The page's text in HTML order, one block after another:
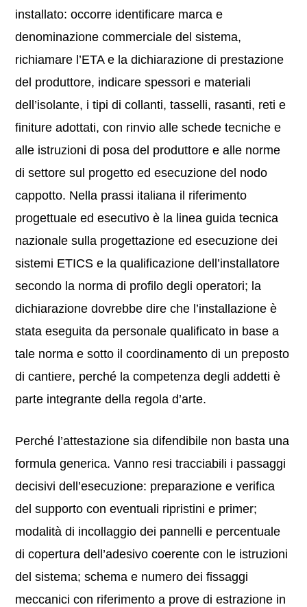
installato: occorre identificare marca e
denominazione commerciale del sistema,
richiamare l’ETA e la dichiarazione di prestazione
del produttore, indicare spessori e materiali
dell’isolante, i tipi di collanti, tasselli, rasanti, reti e
finiture adottati, con rinvio alle schede tecniche e
alle istruzioni di posa del produttore e alle norme
di settore sul progetto ed esecuzione del nodo
cappotto. Nella prassi italiana il riferimento
progettuale ed esecutivo è la linea guida tecnica
nazionale sulla progettazione ed esecuzione dei
sistemi ETICS e la qualificazione dell’installatore
secondo la norma di profilo degli operatori; la
dichiarazione dovrebbe dire che l’installazione è
stata eseguita da personale qualificato in base a
tale norma e sotto il coordinamento di un preposto
di cantiere, perché la competenza degli addetti è
parte integrante della regola d’arte.
Perché l’attestazione sia difendibile non basta una
formula generica. Vanno resi tracciabili i passaggi
decisivi dell’esecuzione: preparazione e verifica
del supporto con eventuali ripristini e primer;
modalità di incollaggio dei pannelli e percentuale
di copertura dell’adesivo coerente con le istruzioni
del sistema; schema e numero dei fissaggi
meccanici con riferimento a prove di estrazione in